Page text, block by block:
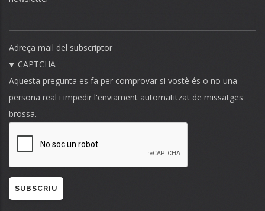
Adreça mail del subscriptor
CAPTCHA
Aquesta pregunta es fa per comprovar si vostè és o no una
persona real i impedir l'enviament automatitzat de missatges
brossa.